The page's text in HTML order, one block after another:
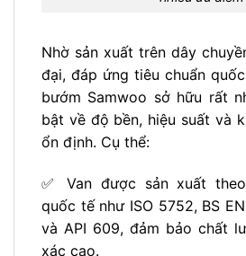
Nhờ sản xuất trên dây
đại, đáp ứng tiêu chuẩn
bướm Samwoo sở hữu rất
bật về độ bền, hiệu suất và
ổn định. Cụ thể:
✅ Van được sản xuất
quốc tế như ISO 5752, BS
và API 609, đảm bảo chất
xác cao.